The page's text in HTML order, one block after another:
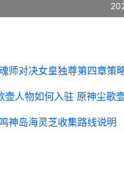
壶人物如何入驻 原神尘歌